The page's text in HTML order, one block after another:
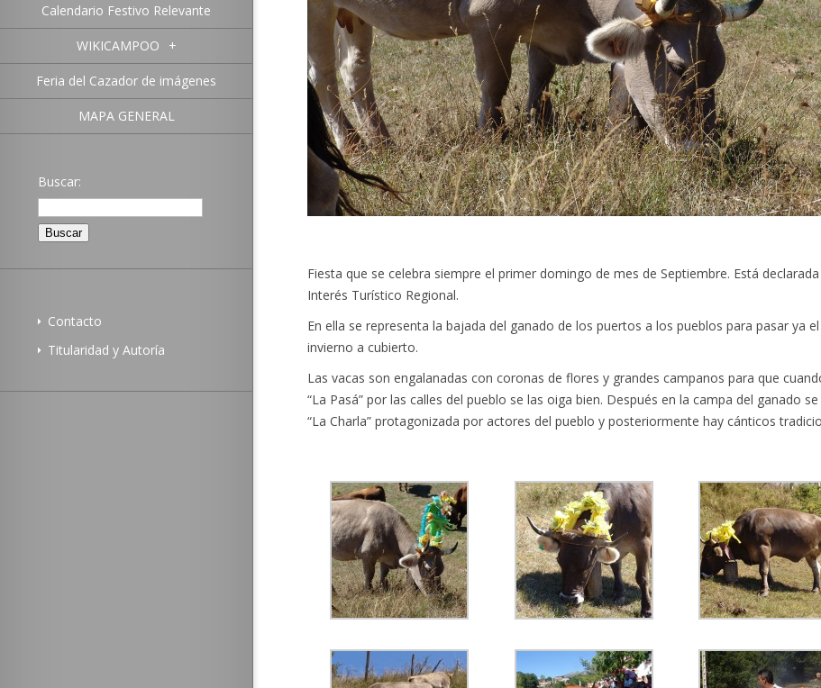
Calendario Festivo Relevante
WIKICAMPOO +
Feria del Cazador de imágenes
MAPA GENERAL
Buscar:
Contacto
Titularidad y Autoría
Fiesta que se celebra siempre el primer domingo de mes de Septiembre. Está
Interés Turístico Regional.
En ella se representa la bajada del ganado de los puertos a los pueblos para pasar ya el
invierno a cubierto.
Las vacas son engalanadas con coronas de flores y grandes campanos para que
“La Pasá” por las calles del pueblo se las oiga bien. Después en la campa del ganado
“La Charla” protagonizada por actores del pueblo y posteriormente hay cánticos